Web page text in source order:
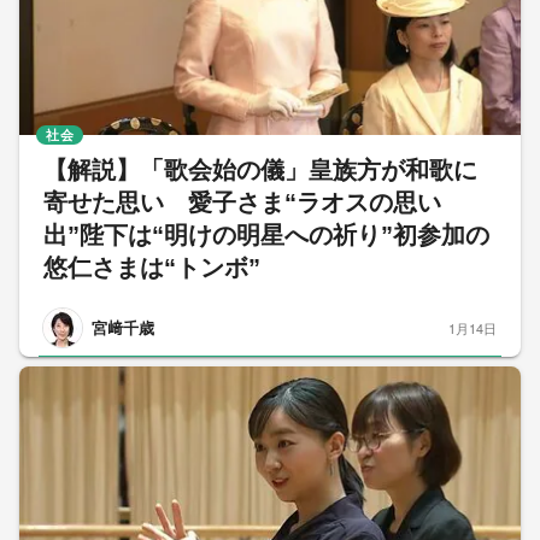
【解説】「歌会始の儀」皇族方が和歌に
寄せた思い 愛子さま“ラオスの思い
出”陛下は“明けの明星への祈り”初参加の
悠仁さまは“トンボ”
宮﨑千歳
社会
1月14日